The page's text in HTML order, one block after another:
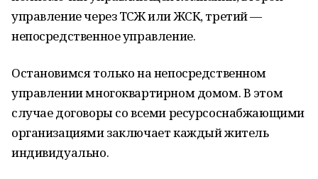
управление через ТСЖ или ЖСК, третий —
непосредственное управление.
Остановимся только на непосредственном
управлении многоквартирном домом. В этом
случае договоры со всеми ресурсоснабжающими
организациями заключает каждый житель
индивидуально.